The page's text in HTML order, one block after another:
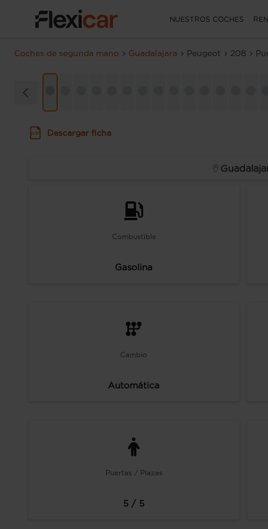
NUESTROS COCHES
Coches de segunda mano Guadalajara Peugeot 208
Descargar ficha
Combustible
Gasolina
Cambio
Automática
Puertas / Plazas
5 / 5